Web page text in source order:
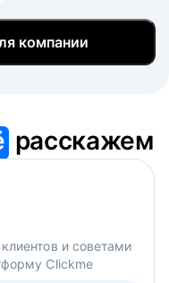
компании
расскажем
и советами
Clickme